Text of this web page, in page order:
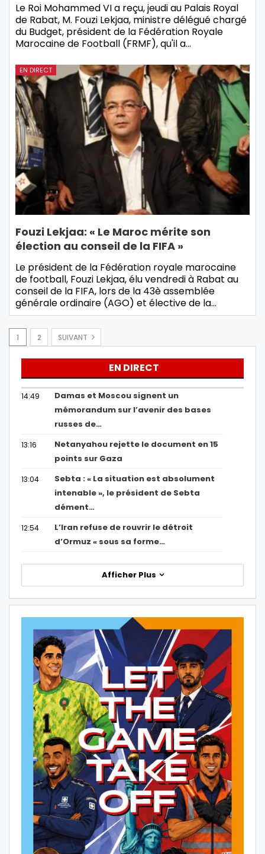
Le Roi Mohammed VI a reçu, jeudi au Palais Royal
de Rabat, M. Fouzi Lekjaa, ministre délégué chargé
du Budget, président de la Fédération Royale
Marocaine de Football (FRMF), qu'il a…
EN DIRECT
Fouzi Lekjaa: « Le Maroc mérite son
élection au conseil de la FIFA »
Le président de la Fédération royale marocaine
de football, Fouzi Lekjaa, élu vendredi à Rabat au
conseil de la FIFA, lors de la 43è assemblée
générale ordinaire (AGO) et élective de la…
1 2 SUIVANT
EN DIRECT
14:49
Damas et Moscou signent un
mémorandum sur l’avenir des bases
russes de…
13:16
Netanyahou rejette le document en 15
points sur Gaza
13:04
Sebta : « La situation est absolument
intenable », le président de Sebta
dément…
12:54
L’Iran refuse de rouvrir le détroit
d’Ormuz « sous sa forme…
Afficher Plus